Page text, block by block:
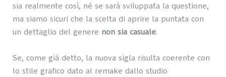
sia realmente così, né se sarà sviluppata la questione,
ma siamo sicuri che la scelta di aprire la puntata con
un dettaglio del genere non sia casuale.
Se, come già detto, la nuova sigla risulta coerente con
lo stile grafico dato al remake dallo studio